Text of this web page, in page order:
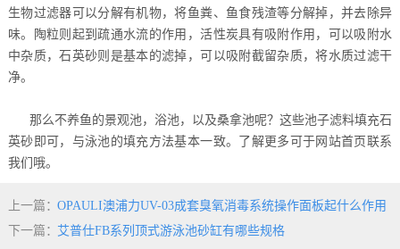
生物过滤器可以分解有机物，将鱼粪、鱼食残渣等分解掉，并去除异
味。陶粒则起到疏通水流的作用，活性炭具有吸附作用，可以吸附水
中杂质，石英砂则是基本的滤掉，可以吸附截留杂质，将水质过滤干
净。
那么不养鱼的景观池，浴池，以及桑拿池呢？这些池子滤料填充石
英砂即可，与泳池的填充方法基本一致。了解更多可于网站首页联系
我们哦。
上一篇：OPAULI澳浦力UV-03成套臭氧消毒系统操作面板起什么作用
下一篇： 艾普仕FB系列顶式游泳池砂缸有哪些规格